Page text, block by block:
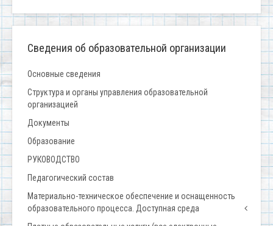
Сведения об образовательной организации
Основные сведения
Структура и органы управления образовательной
организацией
Документы
Образование
РУКОВОДСТВО
Педагогический состав
Материально-техническое обеспечение и оснащенность
образовательного процесса. Доступная среда